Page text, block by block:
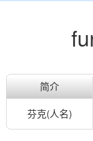
简介
芬克(人名)